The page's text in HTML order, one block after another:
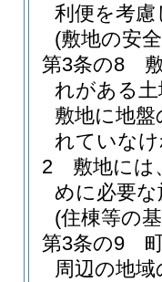
利便を考
(敷地の安
第3条の8
れがある
敷地に地
れていな
2
敷地には
めに必要
(住棟等の
第3条の9
周辺の地